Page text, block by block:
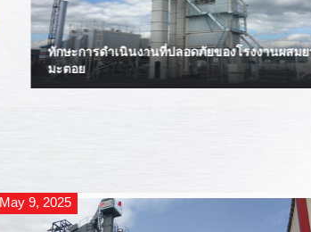
รายการโปรดใหม่ในด้านการฟื้นฟู - การรีไซเคิล
แอสฟัลต์โฟมเย็น
May 9, 2025